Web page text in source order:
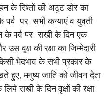
के रिश्तों की अटूट डोर का
पर्व पर सभी कन्याएं व युवती
के पर्व पर राखी के दिन एक
वृ्क्ष की रक्षा का जिम्मेदारी
भेदभाव के सभी प्रकार के
हुए, मनुष्य जाति को जीवन देता
राखी के दिन वृक्षों की रक्षा